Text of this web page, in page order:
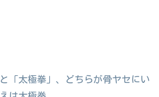
「太極拳」、どちらが骨ヤセにい